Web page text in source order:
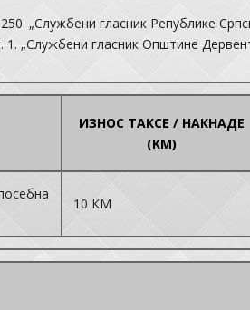
„Службени гласник Републике
„Службени гласник Општине
ИЗНОС ТАКСЕ / НАКНАДЕ
(KM)
10 КМ